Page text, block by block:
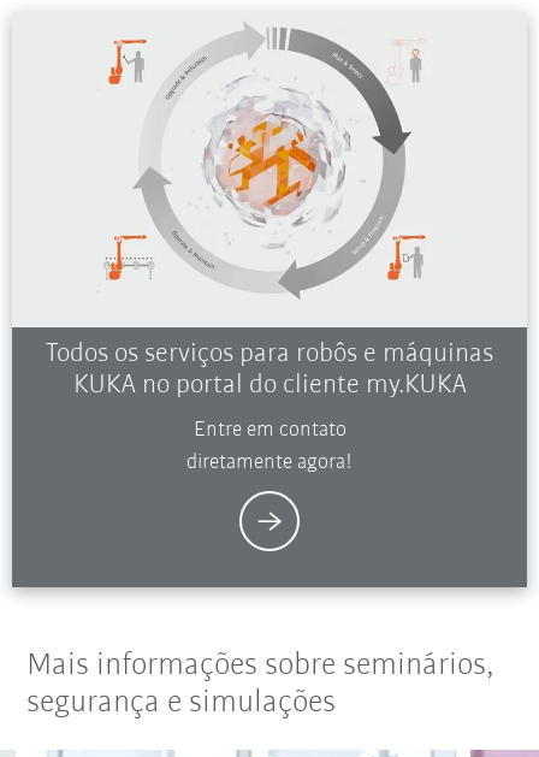
Todos os serviços para robôs e máquinas
KUKA no portal do cliente my.KUKA
Entre em contato
diretamente agora!
Mais informações sobre seminários,
segurança e simulações